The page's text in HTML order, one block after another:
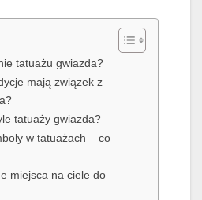
tatuażu gwiazda?
mają związek z
tatuaży gwiazda?
w tatuażach – co
miejsca na ciele do